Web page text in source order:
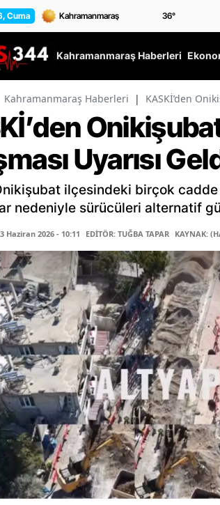
Cuma 36°
Kahramanmaraş Haberleri
Kahramanmaraş Haberleri | KASKİ’den
Uyarısı
ilçesindeki birçok
nedeniyle sürücüleri alternatif
Haziran 2026 - 10:11 EDİTÖR: TUĞBA TAPAR KAYNAK: